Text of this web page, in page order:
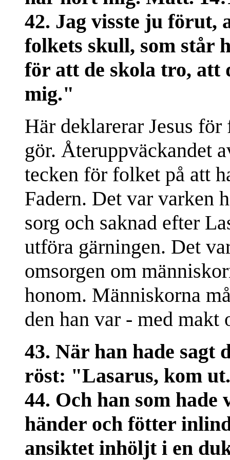
42. Jag visste ju
folkets skull, som står
för att de skola tro, att
mig."
Här deklarerar Jesus
gör. Återuppväckandet
tecken för folket på att
Fadern. Det var varken
sorg och saknad efter
utföra gärningen. Det
omsorgen om
honom. Människorna
den han var - med makt
43. När han hade sagt
röst: "Lasarus, kom
44. Och han som
händer och fötter
ansiktet inhöljt i en